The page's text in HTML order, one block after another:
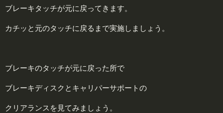
ブレーキタッチが元に戻ってきます。
カチッと元のタッチに戻るまで実施しましょう。
ブレーキのタッチが元に戻った所で
ブレーキディスクとキャリパーサポートの
クリアランスを見てみましょう。